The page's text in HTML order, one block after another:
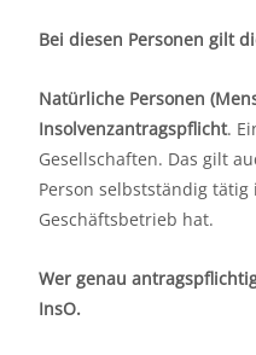
Bei diesen Personen gilt
Natürliche Personen
Insolvenzantragspflicht.
Gesellschaften. Das gilt
Person selbstständig
Geschäftsbetrieb hat.
Wer genau
InsO.